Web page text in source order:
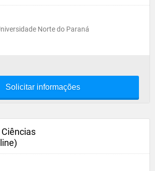
Norte do Paraná
Solicitar informações